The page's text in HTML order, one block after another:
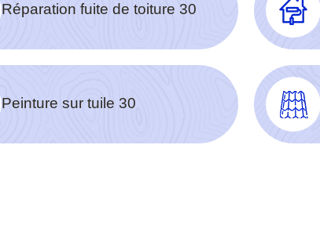
Réparation fuite de toiture 30
Peinture sur tuile 30